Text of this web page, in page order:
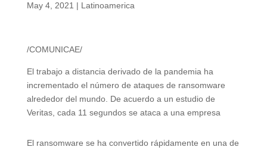
May 4, 2021 | Latinoamerica
/COMUNICAE/
El trabajo a distancia derivado de la pandemia ha
incrementado el número de ataques de ransomware
alrededor del mundo. De acuerdo a un estudio de
Veritas, cada 11 segundos se ataca a una empresa
El ransomware se ha convertido rápidamente en una de